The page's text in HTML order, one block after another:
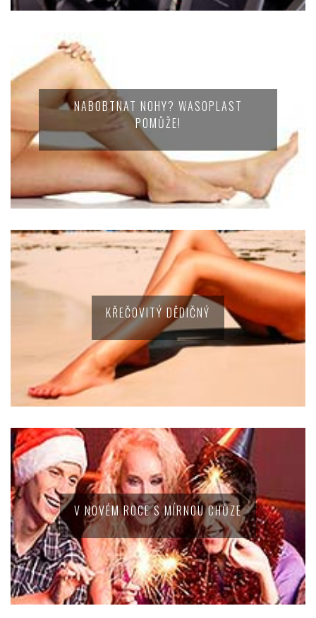
NABOBTNAT NOHY? WASOPLAST
POMŮŽE!
KŘEČOVITÝ DĚDIČNÝ
V NOVÉM ROCE S MÍRNOU CHŮZE